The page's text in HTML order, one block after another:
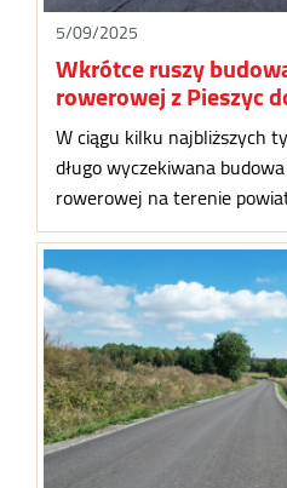
5/09/2025
Wkrótce ruszy
rowerowej z Pieszyc
W ciągu kilku najbliższych
długo wyczekiwana
rowerowej na terenie